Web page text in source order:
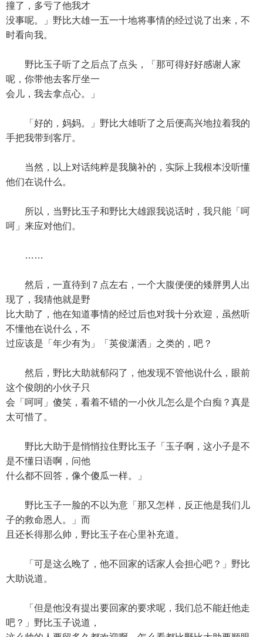
撞了，多亏了他我才
没事呢。」野比大雄一五一十地将事情的经过说了出来，不
时看向我。
野比玉子听了之后点了点头，「那可得好好感谢人家
呢，你带他去客厅坐一
会儿，我去拿点心。」
「好的，妈妈。」野比大雄听了之后便高兴地拉着我的
手把我带到客厅。
当然，以上对话纯粹是我脑补的，实际上我根本没听懂
他们在说什么。
所以，当野比玉子和野比大雄跟我说话时，我只能「呵
呵」来应对他们。
……
然后，一直待到７点左右，一个大腹便便的矮胖男人出
现了，我猜他就是野
比大助了，他在知道事情的经过后也对我十分欢迎，虽然听
不懂他在说什么，不
过应该是「年少有为」「英俊潇洒」之类的，吧？
然后，野比大助就郁闷了，他发现不管他说什么，眼前
这个俊朗的小伙子只
会「呵呵」傻笑，看着不错的一小伙儿怎么是个白痴？真是
太可惜了。
野比大助于是悄悄拉住野比玉子「玉子啊，这小子是不
是不懂日语啊，问他
什么都不回答，像个傻瓜一样。」
野比玉子一脸的不以为意「那又怎样，反正他是我们儿
子的救命恩人。」而
且还长得那么帅，野比玉子在心里补充道。
「可是这么晚了，他不回家的话家人会担心吧？」野比
大助说道。
「但是他没有提出要回家的要求呢，我们总不能赶他走
吧？」野比玉子说道，